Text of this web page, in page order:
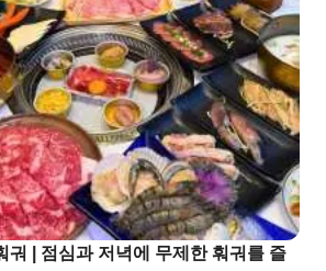
궈 | 점심과 저녁에 무제한 훠궈를 즐